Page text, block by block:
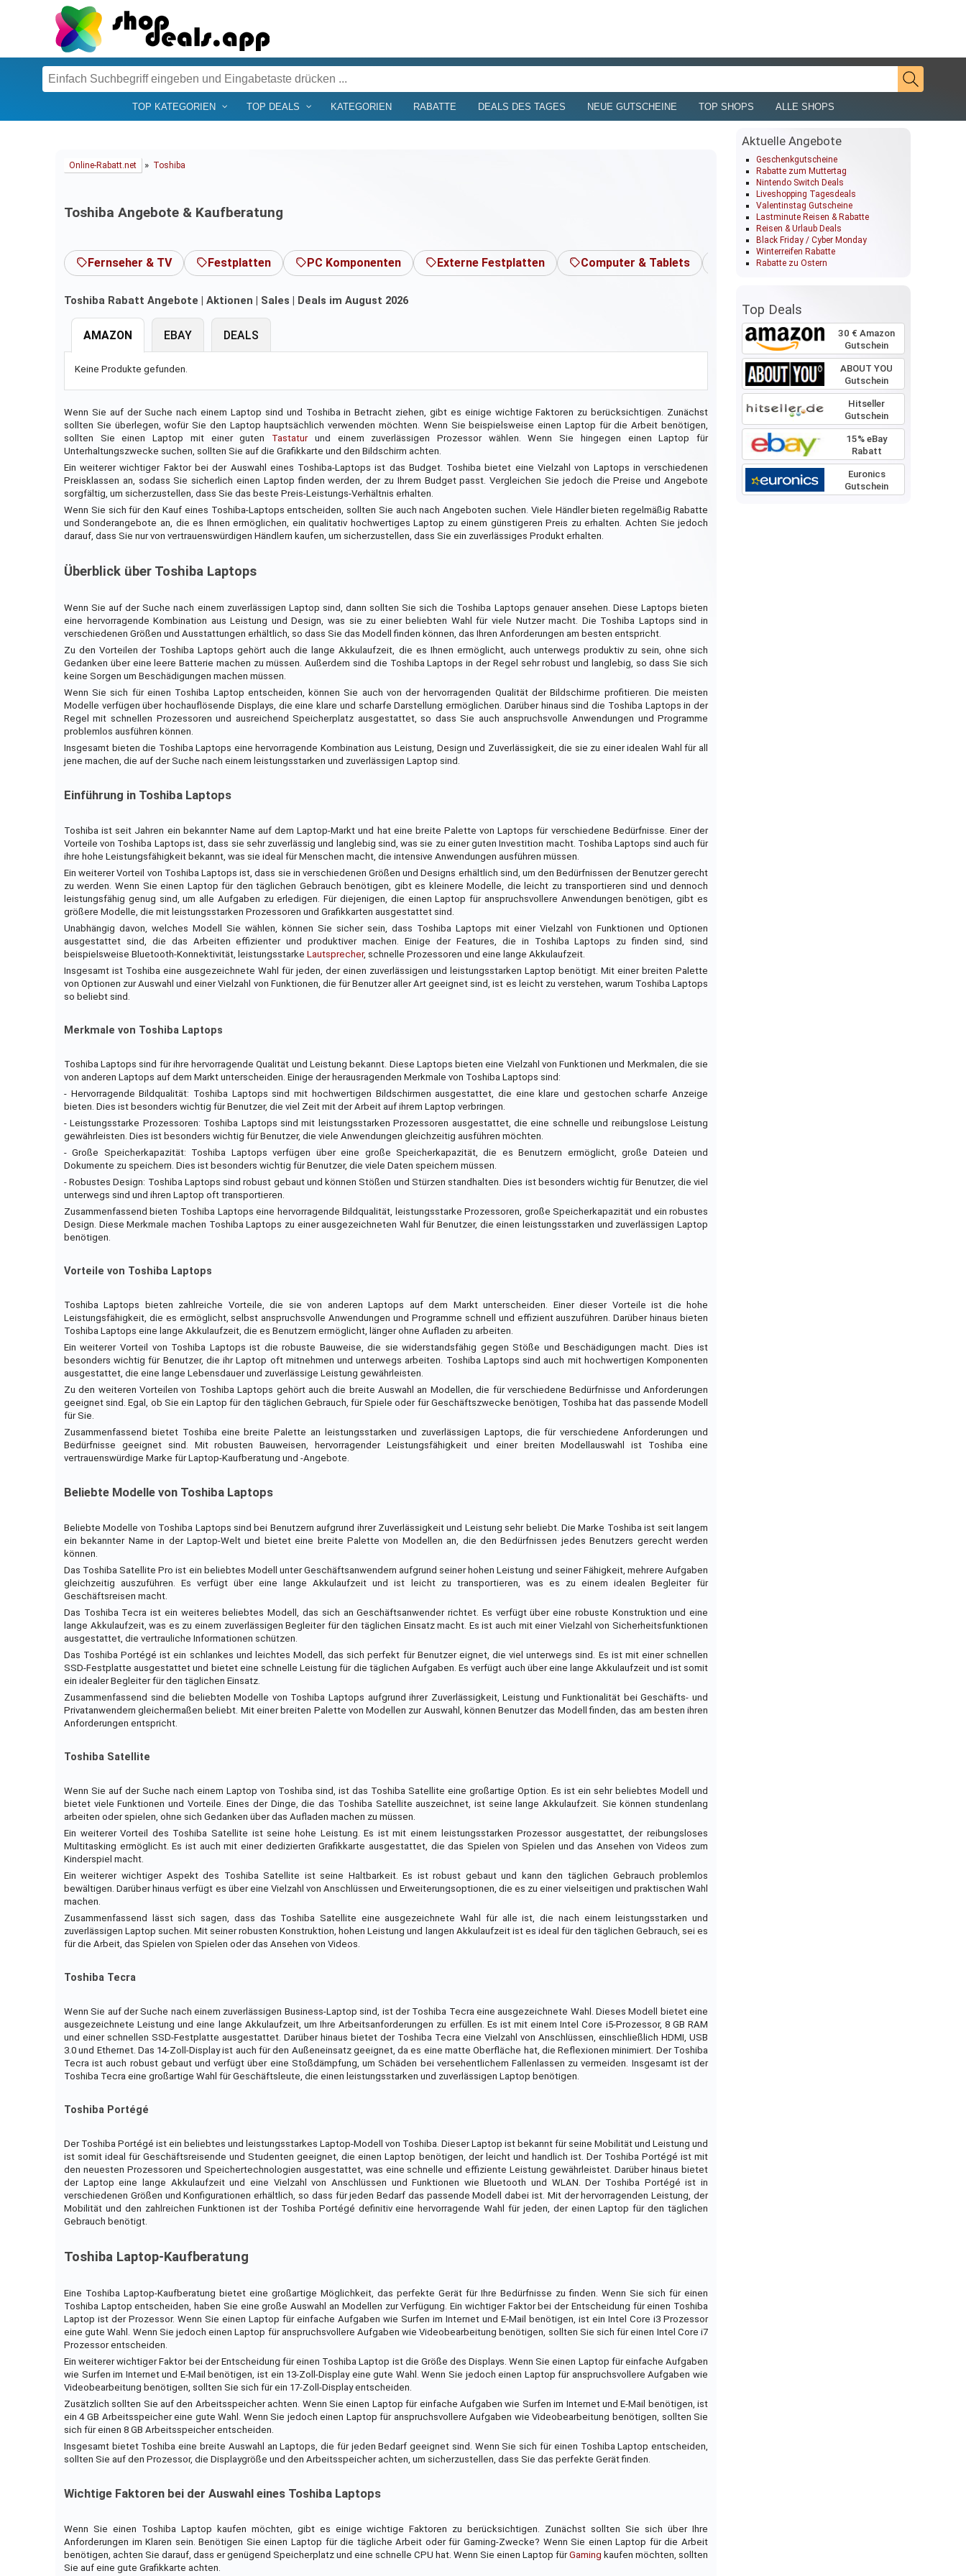
TOP KATEGORIEN TOP DEALS KATEGORIEN RABATTE DEALS DES TAGES NEUE GUTSCHEINE TOP SHOPS ALLE SHOPS
Online-Rabatt.net » Toshiba
Toshiba Angebote & Kaufberatung
Fernseher & TV Festplatten PC Komponenten Externe Festplatten Computer & Tablets TV & Video
Toshiba Rabatt Angebote | Aktionen | Sales | Deals im August 2026
AMAZON
Keine Produkte gefunden.
EBAY DEALS
Wenn Sie auf der Suche nach einem Laptop sind und Toshiba in Betracht ziehen, gibt es einige wichtige Faktoren zu berücksichtigen. Zunächst
sollten Sie überlegen, wofür Sie den Laptop hauptsächlich verwenden möchten. Wenn Sie beispielsweise einen Laptop für die Arbeit benötigen,
sollten Sie einen Laptop mit einer guten Tastaturund einem zuverlässigen Prozessor wählen. Wenn Sie hingegen einen Laptop für
Unterhaltungszwecke suchen, sollten Sie auf die Grafikkarte und den Bildschirm achten.
Ein weiterer wichtiger Faktor bei der Auswahl eines Toshiba-Laptops ist das Budget. Toshiba bietet eine Vielzahl von Laptops in verschiedenen
Preisklassen an, sodass Sie sicherlich einen Laptop finden werden, der zu Ihrem Budget passt. Vergleichen Sie jedoch die Preise und Angebote
sorgfältig, um sicherzustellen, dass Sie das beste Preis-Leistungs-Verhältnis erhalten.
Wenn Sie sich für den Kauf eines Toshiba-Laptops entscheiden, sollten Sie auch nach Angeboten suchen. Viele Händler bieten regelmäßig Rabatte
und Sonderangebote an, die es Ihnen ermöglichen, ein qualitativ hochwertiges Laptop zu einem günstigeren Preis zu erhalten. Achten Sie jedoch
darauf, dass Sie nur von vertrauenswürdigen Händlern kaufen, um sicherzustellen, dass Sie ein zuverlässiges Produkt erhalten.
Überblick über Toshiba Laptops
Wenn Sie auf der Suche nach einem zuverlässigen Laptop sind, dann sollten Sie sich die Toshiba Laptops genauer ansehen. Diese Laptops bieten
eine hervorragende Kombination aus Leistung und Design, was sie zu einer beliebten Wahl für viele Nutzer macht. Die Toshiba Laptops sind in
verschiedenen Größen und Ausstattungen erhältlich, so dass Sie das Modell finden können, das Ihren Anforderungen am besten entspricht.
Zu den Vorteilen der Toshiba Laptops gehört auch die lange Akkulaufzeit, die es Ihnen ermöglicht, auch unterwegs produktiv zu sein, ohne sich
Gedanken über eine leere Batterie machen zu müssen. Außerdem sind die Toshiba Laptops in der Regel sehr robust und langlebig, so dass Sie sich
keine Sorgen um Beschädigungen machen müssen.
Wenn Sie sich für einen Toshiba Laptop entscheiden, können Sie auch von der hervorragenden Qualität der Bildschirme profitieren. Die meisten
Modelle verfügen über hochauflösende Displays, die eine klare und scharfe Darstellung ermöglichen. Darüber hinaus sind die Toshiba Laptops in der
Regel mit schnellen Prozessoren und ausreichend Speicherplatz ausgestattet, so dass Sie auch anspruchsvolle Anwendungen und Programme
problemlos ausführen können.
Insgesamt bieten die Toshiba Laptops eine hervorragende Kombination aus Leistung, Design und Zuverlässigkeit, die sie zu einer idealen Wahl für all
jene machen, die auf der Suche nach einem leistungsstarken und zuverlässigen Laptop sind.
Einführung in Toshiba Laptops
Toshiba ist seit Jahren ein bekannter Name auf dem Laptop-Markt und hat eine breite Palette von Laptops für verschiedene Bedürfnisse. Einer der
Vorteile von Toshiba Laptops ist, dass sie sehr zuverlässig und langlebig sind, was sie zu einer guten Investition macht. Toshiba Laptops sind auch für
ihre hohe Leistungsfähigkeit bekannt, was sie ideal für Menschen macht, die intensive Anwendungen ausführen müssen.
Ein weiterer Vorteil von Toshiba Laptops ist, dass sie in verschiedenen Größen und Designs erhältlich sind, um den Bedürfnissen der Benutzer gerecht
zu werden. Wenn Sie einen Laptop für den täglichen Gebrauch benötigen, gibt es kleinere Modelle, die leicht zu transportieren sind und dennoch
leistungsfähig genug sind, um alle Aufgaben zu erledigen. Für diejenigen, die einen Laptop für anspruchsvollere Anwendungen benötigen, gibt es
größere Modelle, die mit leistungsstarken Prozessoren und Grafikkarten ausgestattet sind.
Unabhängig davon, welches Modell Sie wählen, können Sie sicher sein, dass Toshiba Laptops mit einer Vielzahl von Funktionen und Optionen
ausgestattet sind, die das Arbeiten effizienter und produktiver machen. Einige der Features, die in Toshiba Laptops zu finden sind, sind
beispielsweise Bluetooth-Konnektivität, leistungsstarke Lautsprecher, schnelle Prozessoren und eine lange Akkulaufzeit.
Insgesamt ist Toshiba eine ausgezeichnete Wahl für jeden, der einen zuverlässigen und leistungsstarken Laptop benötigt. Mit einer breiten Palette
von Optionen zur Auswahl und einer Vielzahl von Funktionen, die für Benutzer aller Art geeignet sind, ist es leicht zu verstehen, warum Toshiba Laptops
so beliebt sind.
Merkmale von Toshiba Laptops
Toshiba Laptops sind für ihre hervorragende Qualität und Leistung bekannt. Diese Laptops bieten eine Vielzahl von Funktionen und Merkmalen, die sie
von anderen Laptops auf dem Markt unterscheiden. Einige der herausragenden Merkmale von Toshiba Laptops sind:
- Hervorragende Bildqualität: Toshiba Laptops sind mit hochwertigen Bildschirmen ausgestattet, die eine klare und gestochen scharfe Anzeige
bieten. Dies ist besonders wichtig für Benutzer, die viel Zeit mit der Arbeit auf ihrem Laptop verbringen.
- Leistungsstarke Prozessoren: Toshiba Laptops sind mit leistungsstarken Prozessoren ausgestattet, die eine schnelle und reibungslose Leistung
gewährleisten. Dies ist besonders wichtig für Benutzer, die viele Anwendungen gleichzeitig ausführen möchten.
- Große Speicherkapazität: Toshiba Laptops verfügen über eine große Speicherkapazität, die es Benutzern ermöglicht, große Dateien und
Dokumente zu speichern. Dies ist besonders wichtig für Benutzer, die viele Daten speichern müssen.
- Robustes Design: Toshiba Laptops sind robust gebaut und können Stößen und Stürzen standhalten. Dies ist besonders wichtig für Benutzer, die viel
unterwegs sind und ihren Laptop oft transportieren.
Zusammenfassend bieten Toshiba Laptops eine hervorragende Bildqualität, leistungsstarke Prozessoren, große Speicherkapazität und ein robustes
Design. Diese Merkmale machen Toshiba Laptops zu einer ausgezeichneten Wahl für Benutzer, die einen leistungsstarken und zuverlässigen Laptop
benötigen.
Vorteile von Toshiba Laptops
Toshiba Laptops bieten zahlreiche Vorteile, die sie von anderen Laptops auf dem Markt unterscheiden. Einer dieser Vorteile ist die hohe
Leistungsfähigkeit, die es ermöglicht, selbst anspruchsvolle Anwendungen und Programme schnell und effizient auszuführen. Darüber hinaus bieten
Toshiba Laptops eine lange Akkulaufzeit, die es Benutzern ermöglicht, länger ohne Aufladen zu arbeiten.
Ein weiterer Vorteil von Toshiba Laptops ist die robuste Bauweise, die sie widerstandsfähig gegen Stöße und Beschädigungen macht. Dies ist
besonders wichtig für Benutzer, die ihr Laptop oft mitnehmen und unterwegs arbeiten. Toshiba Laptops sind auch mit hochwertigen Komponenten
ausgestattet, die eine lange Lebensdauer und zuverlässige Leistung gewährleisten.
Zu den weiteren Vorteilen von Toshiba Laptops gehört auch die breite Auswahl an Modellen, die für verschiedene Bedürfnisse und Anforderungen
geeignet sind. Egal, ob Sie ein Laptop für den täglichen Gebrauch, für Spiele oder für Geschäftszwecke benötigen, Toshiba hat das passende Modell
für Sie.
Zusammenfassend bietet Toshiba eine breite Palette an leistungsstarken und zuverlässigen Laptops, die für verschiedene Anforderungen und
Bedürfnisse geeignet sind. Mit robusten Bauweisen, hervorragender Leistungsfähigkeit und einer breiten Modellauswahl ist Toshiba eine
vertrauenswürdige Marke für Laptop-Kaufberatung und -Angebote.
Beliebte Modelle von Toshiba Laptops
Beliebte Modelle von Toshiba Laptops sind bei Benutzern aufgrund ihrer Zuverlässigkeit und Leistung sehr beliebt. Die Marke Toshiba ist seit langem
ein bekannter Name in der Laptop-Welt und bietet eine breite Palette von Modellen an, die den Bedürfnissen jedes Benutzers gerecht werden
können.
Das Toshiba Satellite Pro ist ein beliebtes Modell unter Geschäftsanwendern aufgrund seiner hohen Leistung und seiner Fähigkeit, mehrere Aufgaben
gleichzeitig auszuführen. Es verfügt über eine lange Akkulaufzeit und ist leicht zu transportieren, was es zu einem idealen Begleiter für
Geschäftsreisen macht.
Das Toshiba Tecra ist ein weiteres beliebtes Modell, das sich an Geschäftsanwender richtet. Es verfügt über eine robuste Konstruktion und eine
lange Akkulaufzeit, was es zu einem zuverlässigen Begleiter für den täglichen Einsatz macht. Es ist auch mit einer Vielzahl von Sicherheitsfunktionen
ausgestattet, die vertrauliche Informationen schützen.
Das Toshiba Portégé ist ein schlankes und leichtes Modell, das sich perfekt für Benutzer eignet, die viel unterwegs sind. Es ist mit einer schnellen
SSD-Festplatte ausgestattet und bietet eine schnelle Leistung für die täglichen Aufgaben. Es verfügt auch über eine lange Akkulaufzeit und ist somit
ein idealer Begleiter für den täglichen Einsatz.
Zusammenfassend sind die beliebten Modelle von Toshiba Laptops aufgrund ihrer Zuverlässigkeit, Leistung und Funktionalität bei Geschäfts- und
Privatanwendern gleichermaßen beliebt. Mit einer breiten Palette von Modellen zur Auswahl, können Benutzer das Modell finden, das am besten ihren
Anforderungen entspricht.
Toshiba Satellite
Wenn Sie auf der Suche nach einem Laptop von Toshiba sind, ist das Toshiba Satellite eine großartige Option. Es ist ein sehr beliebtes Modell und
bietet viele Funktionen und Vorteile. Eines der Dinge, die das Toshiba Satellite auszeichnet, ist seine lange Akkulaufzeit. Sie können stundenlang
arbeiten oder spielen, ohne sich Gedanken über das Aufladen machen zu müssen.
Ein weiterer Vorteil des Toshiba Satellite ist seine hohe Leistung. Es ist mit einem leistungsstarken Prozessor ausgestattet, der reibungsloses
Multitasking ermöglicht. Es ist auch mit einer dedizierten Grafikkarte ausgestattet, die das Spielen von Spielen und das Ansehen von Videos zum
Kinderspiel macht.
Ein weiterer wichtiger Aspekt des Toshiba Satellite ist seine Haltbarkeit. Es ist robust gebaut und kann den täglichen Gebrauch problemlos
bewältigen. Darüber hinaus verfügt es über eine Vielzahl von Anschlüssen und Erweiterungsoptionen, die es zu einer vielseitigen und praktischen Wahl
machen.
Zusammenfassend lässt sich sagen, dass das Toshiba Satellite eine ausgezeichnete Wahl für alle ist, die nach einem leistungsstarken und
zuverlässigen Laptop suchen. Mit seiner robusten Konstruktion, hohen Leistung und langen Akkulaufzeit ist es ideal für den täglichen Gebrauch, sei es
für die Arbeit, das Spielen von Spielen oder das Ansehen von Videos.
Toshiba Tecra
Wenn Sie auf der Suche nach einem zuverlässigen Business-Laptop sind, ist der Toshiba Tecra eine ausgezeichnete Wahl. Dieses Modell bietet eine
ausgezeichnete Leistung und eine lange Akkulaufzeit, um Ihre Arbeitsanforderungen zu erfüllen. Es ist mit einem Intel Core i5-Prozessor, 8 GB RAM
und einer schnellen SSD-Festplatte ausgestattet. Darüber hinaus bietet der Toshiba Tecra eine Vielzahl von Anschlüssen, einschließlich HDMI, USB
3.0 und Ethernet. Das 14-Zoll-Display ist auch für den Außeneinsatz geeignet, da es eine matte Oberfläche hat, die Reflexionen minimiert. Der Toshiba
Tecra ist auch robust gebaut und verfügt über eine Stoßdämpfung, um Schäden bei versehentlichem Fallenlassen zu vermeiden. Insgesamt ist der
Toshiba Tecra eine großartige Wahl für Geschäftsleute, die einen leistungsstarken und zuverlässigen Laptop benötigen.
Toshiba Portégé
Der Toshiba Portégé ist ein beliebtes und leistungsstarkes Laptop-Modell von Toshiba. Dieser Laptop ist bekannt für seine Mobilität und Leistung und
ist somit ideal für Geschäftsreisende und Studenten geeignet, die einen Laptop benötigen, der leicht und handlich ist. Der Toshiba Portégé ist mit
den neuesten Prozessoren und Speichertechnologien ausgestattet, was eine schnelle und effiziente Leistung gewährleistet. Darüber hinaus bietet
der Laptop eine lange Akkulaufzeit und eine Vielzahl von Anschlüssen und Funktionen wie Bluetooth und WLAN. Der Toshiba Portégé ist in
verschiedenen Größen und Konfigurationen erhältlich, so dass für jeden Bedarf das passende Modell dabei ist. Mit der hervorragenden Leistung, der
Mobilität und den zahlreichen Funktionen ist der Toshiba Portégé definitiv eine hervorragende Wahl für jeden, der einen Laptop für den täglichen
Gebrauch benötigt.
Toshiba Laptop-Kaufberatung
Eine Toshiba Laptop-Kaufberatung bietet eine großartige Möglichkeit, das perfekte Gerät für Ihre Bedürfnisse zu finden. Wenn Sie sich für einen
Toshiba Laptop entscheiden, haben Sie eine große Auswahl an Modellen zur Verfügung. Ein wichtiger Faktor bei der Entscheidung für einen Toshiba
Laptop ist der Prozessor. Wenn Sie einen Laptop für einfache Aufgaben wie Surfen im Internet und E-Mail benötigen, ist ein Intel Core i3 Prozessor
eine gute Wahl. Wenn Sie jedoch einen Laptop für anspruchsvollere Aufgaben wie Videobearbeitung benötigen, sollten Sie sich für einen Intel Core i7
Prozessor entscheiden.
Ein weiterer wichtiger Faktor bei der Entscheidung für einen Toshiba Laptop ist die Größe des Displays. Wenn Sie einen Laptop für einfache Aufgaben
wie Surfen im Internet und E-Mail benötigen, ist ein 13-Zoll-Display eine gute Wahl. Wenn Sie jedoch einen Laptop für anspruchsvollere Aufgaben wie
Videobearbeitung benötigen, sollten Sie sich für ein 17-Zoll-Display entscheiden.
Zusätzlich sollten Sie auf den Arbeitsspeicher achten. Wenn Sie einen Laptop für einfache Aufgaben wie Surfen im Internet und E-Mail benötigen, ist
ein 4 GB Arbeitsspeicher eine gute Wahl. Wenn Sie jedoch einen Laptop für anspruchsvollere Aufgaben wie Videobearbeitung benötigen, sollten Sie
sich für einen 8 GB Arbeitsspeicher entscheiden.
Insgesamt bietet Toshiba eine breite Auswahl an Laptops, die für jeden Bedarf geeignet sind. Wenn Sie sich für einen Toshiba Laptop entscheiden,
sollten Sie auf den Prozessor, die Displaygröße und den Arbeitsspeicher achten, um sicherzustellen, dass Sie das perfekte Gerät finden.
Wichtige Faktoren bei der Auswahl eines Toshiba Laptops
Wenn Sie einen Toshiba Laptop kaufen möchten, gibt es einige wichtige Faktoren zu berücksichtigen. Zunächst sollten Sie sich über Ihre
Anforderungen im Klaren sein. Benötigen Sie einen Laptop für die tägliche Arbeit oder für Gaming-Zwecke? Wenn Sie einen Laptop für die Arbeit
benötigen, achten Sie darauf, dass er genügend Speicherplatz und eine schnelle CPU hat. Wenn Sie einen Laptop fürGaming kaufen möchten, sollten
Sie auf eine gute Grafikkarte achten.
Aktuelle Angebote
Geschenkgutscheine
Rabatte zum Muttertag
Nintendo Switch Deals
Liveshopping Tagesdeals
Valentinstag Gutscheine
Lastminute Reisen & Rabatte
Reisen & Urlaub Deals
Black Friday / Cyber Monday
Winterreifen Rabatte
Rabatte zu Ostern
Top Deals
30 € Amazon
Gutschein
ABOUT YOU
Gutschein
Hitseller
Gutschein
15% eBay
Rabatt
Euronics
Gutschein